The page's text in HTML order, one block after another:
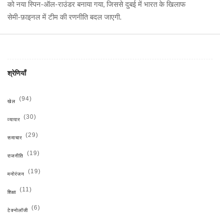
को नया स्पिन‑ऑल‑राउंडर बनाया गया, जिससे दुबई में भारत के खिलाफ
सेमी‑फ़ाइनल में टीम की रणनीति बदल जाएगी.
श्रेणियाँ
खेल (94)
व्यापार (30)
समाचार (29)
राजनीति (19)
मनोरंजन (19)
शिक्षा (11)
टेक्नोलॉजी (6)